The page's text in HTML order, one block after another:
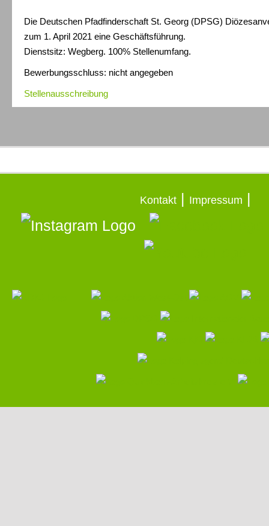
Die Deutschen Pfadfinderschaft St. Georg (DPSG)
zum 1. April 2021 eine Geschäftsführung.
Dienstsitz: Wegberg. 100% Stellenumfang.
Bewerbungsschluss: nicht angegeben
Stellenausschreibung
Kontakt| Impressum |